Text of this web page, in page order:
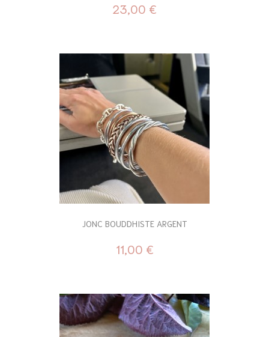
23,00 €
JONC BOUDDHISTE ARGENT
11,00 €